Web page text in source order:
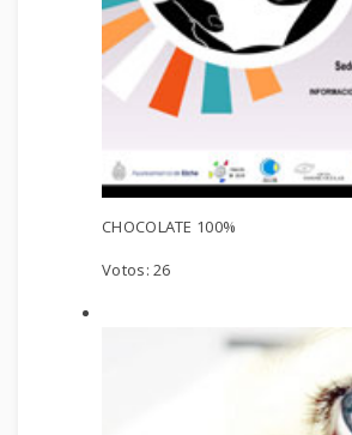
CHOCOLATE 100%
Votos:26